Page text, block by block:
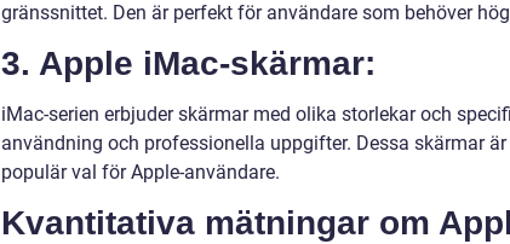
gränssnittet. Den är perfekt för användare som behöver
3. Apple iMac-skärmar:
iMac-serien erbjuder skärmar med olika storlekar och
användning och professionella uppgifter. Dessa skärmar
populär val för Apple-användare.
Kvantitativa mätningar om